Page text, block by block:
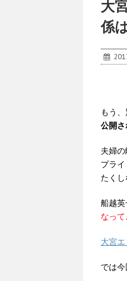
大
係
もう
公開さ
夫婦
プラ
たく
船越英
なっ
大宮
では